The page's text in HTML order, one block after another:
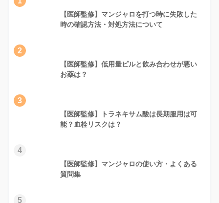
【医師監修】マンジャロを打つ時に失敗した
時の確認方法・対処方法について
2
【医師監修】低用量ピルと飲み合わせが悪い
お薬は？
3
【医師監修】トラネキサム酸は長期服用は可
能？血栓リスクは？
4
【医師監修】マンジャロの使い方・よくある
質問集
5